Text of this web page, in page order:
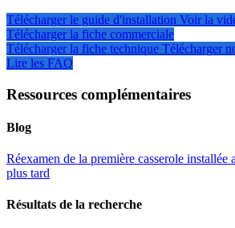
Télécharger le guide d'installation Voir la
Télécharger la fiche commerciale
Télécharger la fiche technique Télécharger
Lire les FAQ
Ressources complémentaires
Blog
Réexamen de la première casserole installée
plus tard
Résultats de la recherche